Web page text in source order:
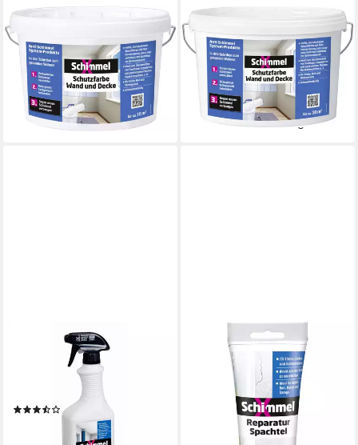
Schimmel-X Schutzfarbe
Wand und Decke 2,5 L weiß
Schimmelentferner
22,09 €
(8,84 €/ 1 l)
lieferbar - in 3-4 Werktagen bei dir
Schimmel-X Schutzfarbe
Wand und Decke 5 L weiß
Schimmelentferner
37,29 €
(7,46 €/ 1 l)
lieferbar - in 3-4 Werktagen bei dir
SCHIMMEL X
Schimmel X Anti-Schimmel
Imprägnierung 750 ml
Schimmelentferner
(3)
SCHIMMEL X
Spachtelmasse Schimmel X
Reparatur- und
Feuchtraumspachtel 400 g
(16,35 €/ 1 kg)
lieferbar - in 3-4 Werktagen bei dir